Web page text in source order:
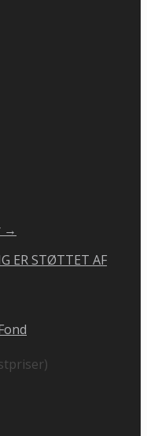
→
ER STØTTET AF